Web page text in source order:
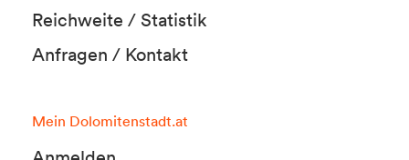
Reichweite / Statistik
Anfragen / Kontakt
Mein Dolomitenstadt.at